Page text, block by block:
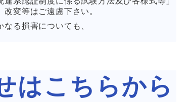
変等はご遠慮下さい。
る損害についても、
はこちらから